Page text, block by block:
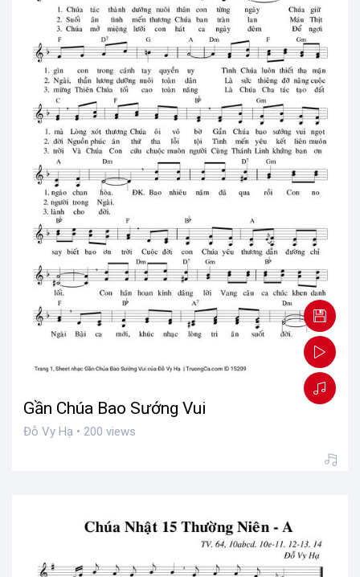
Gần Chúa Bao Sướng Vui
Đỗ Vy Hạ • 200 views